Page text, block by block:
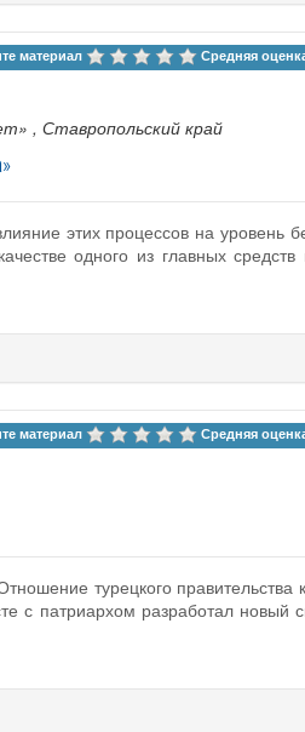
материал Средняя
, Ставропольский край
этих процессов на уровень
одного из главных средств
материал Средняя
турецкого правительства
с патриархом разработал новый